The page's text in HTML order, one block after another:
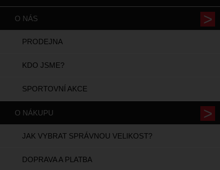
O NÁS
PRODEJNA
KDO JSME?
SPORTOVNÍ AKCE
O NÁKUPU
JAK VYBRAT SPRÁVNOU VELIKOST?
DOPRAVA A PLATBA